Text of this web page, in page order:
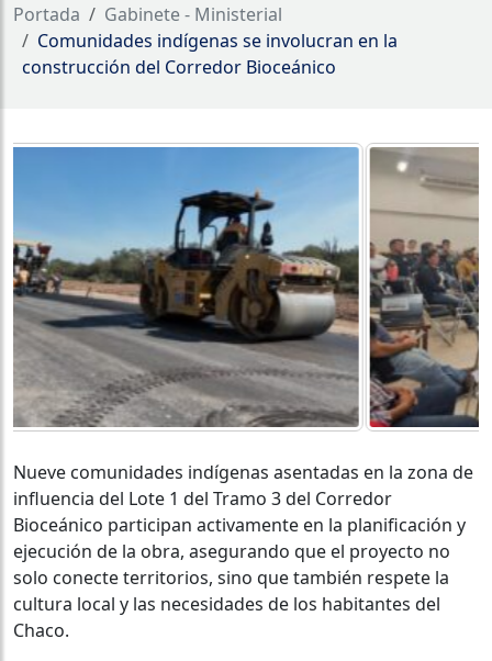
Portada
Gabinete - Ministerial
Comunidades indígenas se involucran en la
construcción del Corredor Bioceánico
Nueve comunidades indígenas asentadas en la zona de
influencia del Lote 1 del Tramo 3 del Corredor
Bioceánico participan activamente en la planificación y
ejecución de la obra, asegurando que el proyecto no
solo conecte territorios, sino que también respete la
cultura local y las necesidades de los habitantes del
Chaco.